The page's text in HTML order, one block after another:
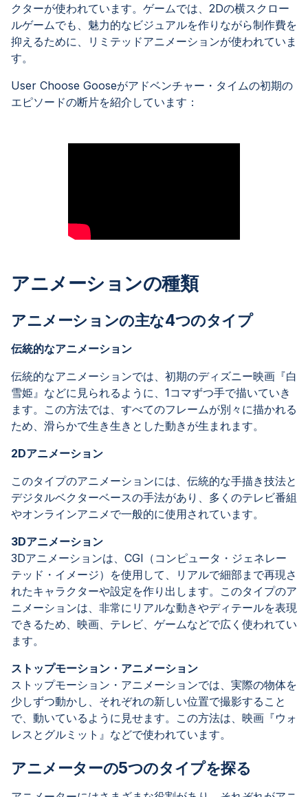
クターが使われています。ゲームでは、2Dの横スクロー
ルゲームでも、魅力的なビジュアルを作りながら制作費を
抑えるために、リミテッドアニメーションが使われていま
す。
User Choose Gooseがアドベンチャー・タイムの初期の
エピソードの断片を紹介しています：
アニメーションの種類
アニメーションの主な4つのタイプ
伝統的なアニメーション
伝統的なアニメーションでは、初期のディズニー映画『白
雪姫』などに見られるように、1コマずつ手で描いていき
ます。この方法では、すべてのフレームが別々に描かれる
ため、滑らかで生き生きとした動きが生まれます。
2Dアニメーション
このタイプのアニメーションには、伝統的な手描き技法と
デジタルベクターベースの手法があり、多くのテレビ番組
やオンラインアニメで一般的に使用されています。
3Dアニメーション
3Dアニメーションは、CGI（コンピュータ・ジェネレー
テッド・イメージ）を使用して、リアルで細部まで再現さ
れたキャラクターや設定を作り出します。このタイプのア
ニメーションは、非常にリアルな動きやディテールを表現
できるため、映画、テレビ、ゲームなどで広く使われてい
ます。
ストップモーション・アニメーション
ストップモーション・アニメーションでは、実際の物体を
少しずつ動かし、それぞれの新しい位置で撮影すること
で、動いているように見せます。この方法は、映画『ウォ
レスとグルミット』などで使われています。
アニメーターの5つのタイプを探る